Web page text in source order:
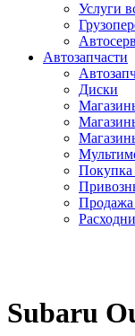
Услуги
Автозапчасти
Диски
Покупка
Продажа
Subaru